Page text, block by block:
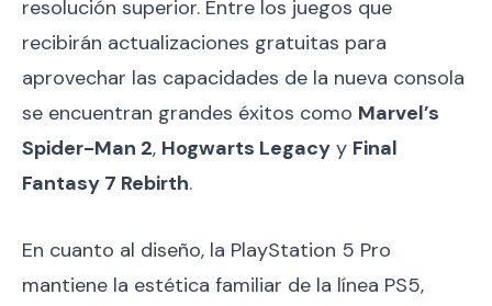
resolución superior. Entre los juegos que
recibirán actualizaciones gratuitas para
aprovechar las capacidades de la nueva consola
se encuentran grandes éxitos como Marvel’s
Spider-Man 2, Hogwarts Legacy y Final
Fantasy 7 Rebirth.
En cuanto al diseño, la PlayStation 5 Pro
mantiene la estética familiar de la línea PS5,